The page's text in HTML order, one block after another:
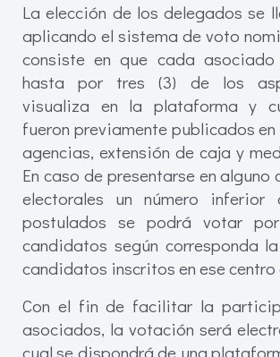
La elección de los delegados se
aplicando el sistema de voto
consiste en que cada
hasta por tres (3) de los
visualiza en la plataforma y
fueron previamente publicados
agencias, extensión de caja y
En caso de presentarse en alguno
electorales un número
postulados se podrá votar
candidatos según corresponda
candidatos inscritos en ese centro
Con el fin de facilitar la
asociados, la votación será
cual se dispondrá de una